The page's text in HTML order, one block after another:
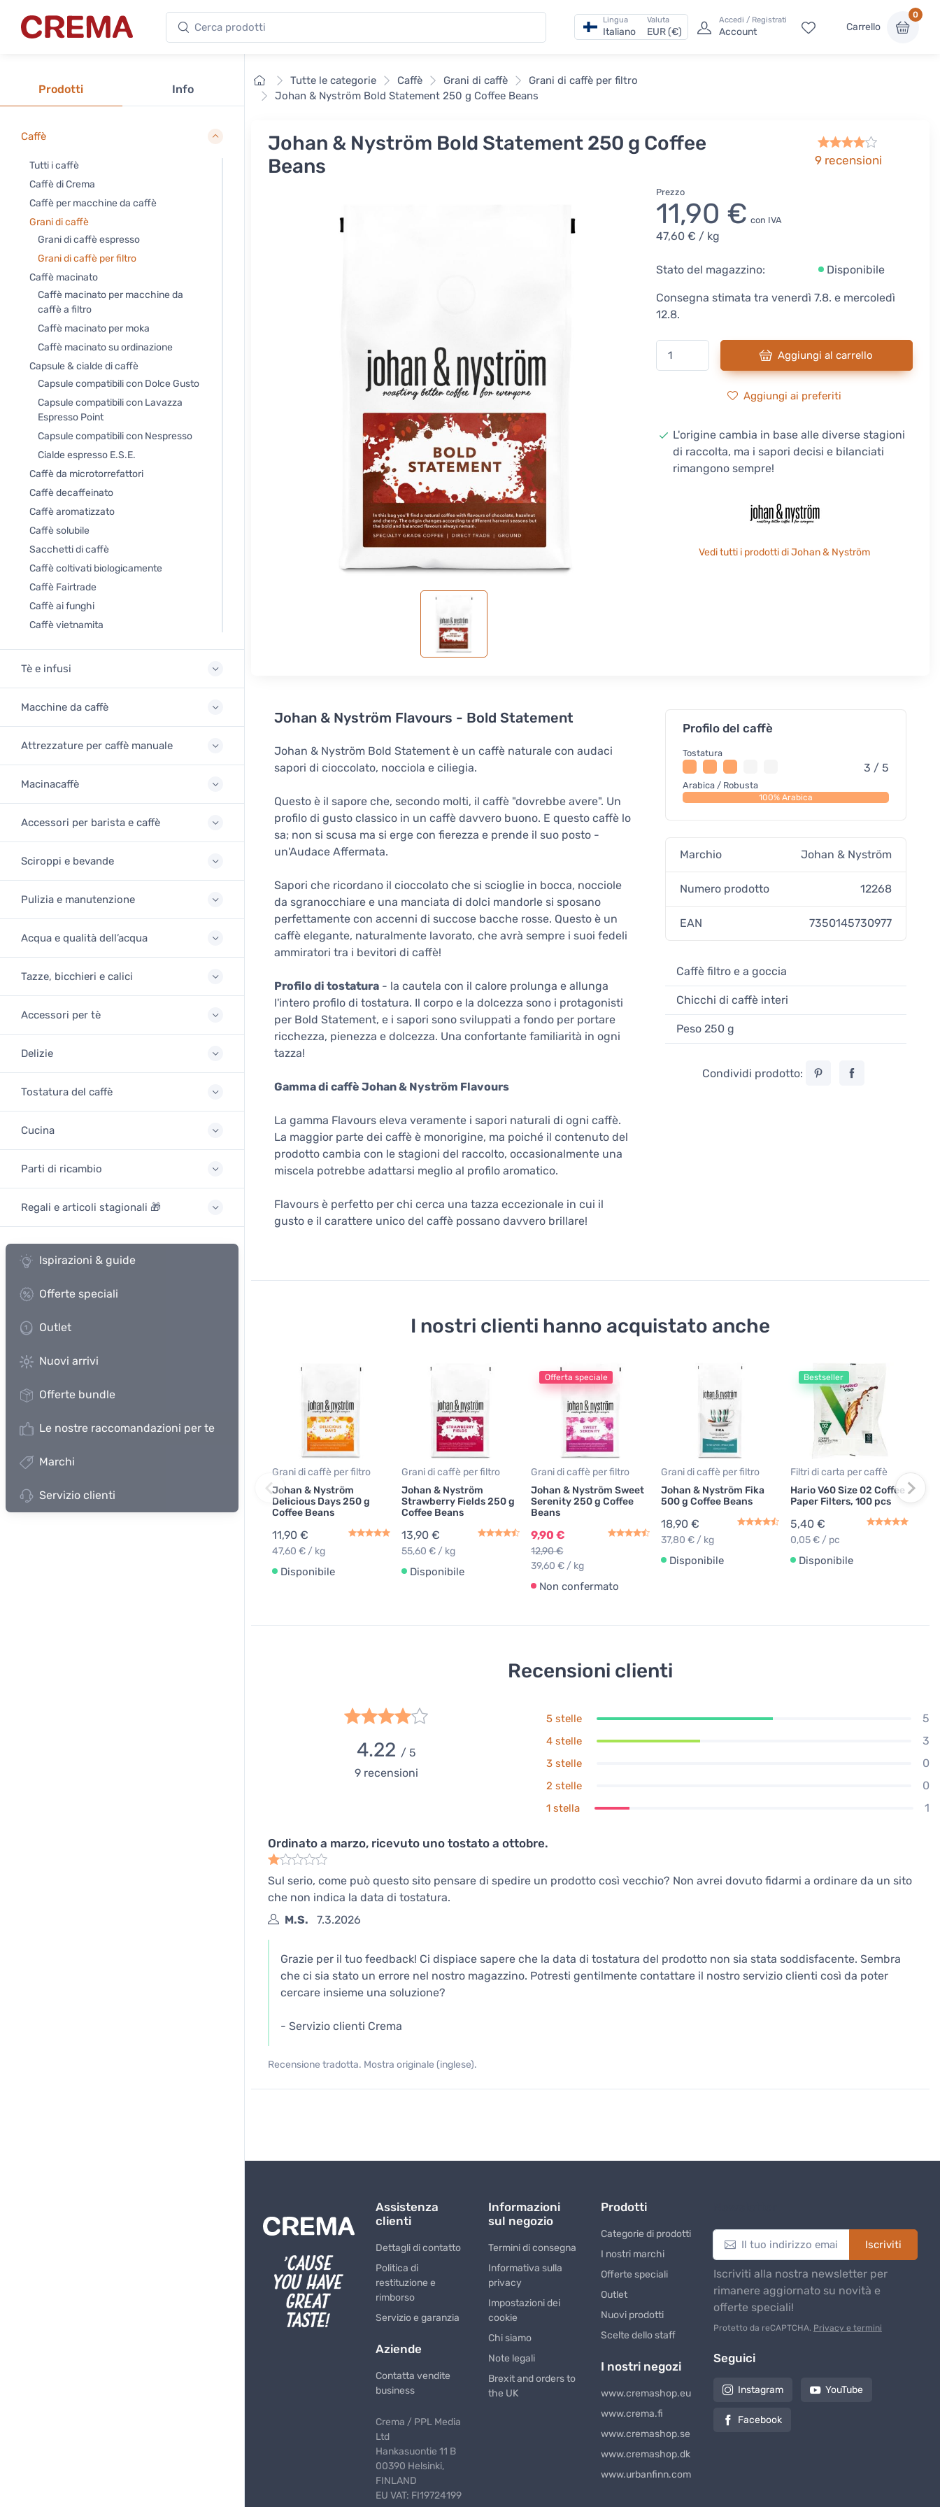
Crema Cerca prodotti Lingua
Italiano
Valuta
EUR (€)
Accedi / Registrati
Account Carrello
0
Prodotti Info
Caffè
Tutti i caffè
Caffè di Crema
Caffè per macchine da caffè
Grani di caffè
Grani di caffè espresso
Grani di caffè per filtro
Caffè macinato
Caffè macinato per macchine da
caffè a filtro
Caffè macinato per moka
Caffè macinato su ordinazione
Capsule & cialde di caffè
Capsule compatibili con Dolce Gusto
Capsule compatibili con Lavazza
Espresso Point
Capsule compatibili con Nespresso
Cialde espresso E.S.E.
Caffè da microtorrefattori
Caffè decaffeinato
Caffè aromatizzato
Caffè solubile
Sacchetti di caffè
Caffè coltivati biologicamente
Caffè Fairtrade
Caffè ai funghi
Caffè vietnamita
Tè e infusi
Macchine da caffè
Attrezzature per caffè manuale
Macinacaffè
Accessori per barista e caffè
Sciroppi e bevande
Pulizia e manutenzione
Acqua e qualità dell’acqua
Tazze, bicchieri e calici
Accessori per tè
Delizie
Tostatura del caffè
Cucina
Parti di ricambio
Regali e articoli stagionali 🎁
Ispirazioni & guide
Offerte speciali
Outlet
Nuovi arrivi
Offerte bundle
Le nostre raccomandazioni per te
Marchi
Servizio clienti
HomeTutte le categorie Caffè Grani di caffè
Grani di caffè per filtro
Johan & Nyström Bold Statement 250 g Coffee Beans
Johan & Nyström Bold Statement 250 g Coffee
Beans
9 recensioni
Prezzo
11,90 € con IVA
47,60 € / kg
Stato del magazzino: Disponibile
Consegna stimata tra venerdì 7.8. e mercoledì
12.8.
Aggiungi al carrello
Aggiungi ai preferiti
L'origine cambia in base alle diverse stagioni
di raccolta, ma i sapori decisi e bilanciati
rimangono sempre!
Vedi tutti i prodotti di Johan & Nyström
Johan & Nyström Flavours - Bold Statement
Johan & Nyström Bold Statement è un caffè naturale con audaci
sapori di cioccolato, nocciola e ciliegia.
Questo è il sapore che, secondo molti, il caffè "dovrebbe avere". Un
profilo di gusto classico in un caffè davvero buono. E questo caffè lo
sa; non si scusa ma si erge con fierezza e prende il suo posto -
un'Audace Affermata.
Sapori che ricordano il cioccolato che si scioglie in bocca, nocciole
da sgranocchiare e una manciata di dolci mandorle si sposano
perfettamente con accenni di succose bacche rosse. Questo è un
caffè elegante, naturalmente lavorato, che avrà sempre i suoi fedeli
ammiratori tra i bevitori di caffè!
Profilo di tostatura - la cautela con il calore prolunga e allunga
l'intero profilo di tostatura. Il corpo e la dolcezza sono i protagonisti
per Bold Statement, e i sapori sono sviluppati a fondo per portare
ricchezza, pienezza e dolcezza. Una confortante familiarità in ogni
tazza!
Gamma di caffè Johan & Nyström Flavours
La gamma Flavours eleva veramente i sapori naturali di ogni caffè.
La maggior parte dei caffè è monorigine, ma poiché il contenuto del
prodotto cambia con le stagioni del raccolto, occasionalmente una
miscela potrebbe adattarsi meglio al profilo aromatico.
Flavours è perfetto per chi cerca una tazza eccezionale in cui il
gusto e il carattere unico del caffè possano davvero brillare!
Profilo del caffè
Tostatura
3 / 5
Arabica / Robusta
100% Arabica
Marchio Johan & Nyström
Numero prodotto 12268
EAN 7350145730977
Caffè filtro e a goccia
Chicchi di caffè interi
Peso 250 g
Condividi prodotto:
I nostri clienti hanno acquistato anche
Grani di caffè per filtro
Johan & Nyström
Delicious Days 250 g
Coffee Beans
11,90 €
47,60 € / kg
Disponibile
Grani di caffè per filtro
Johan & Nyström
Strawberry Fields 250 g
Coffee Beans
13,90 €
55,60 € / kg
Disponibile
Offerta speciale
Grani di caffè per filtro
Johan & Nyström Sweet
Serenity 250 g Coffee
Beans
9,90 €
12,90 €
39,60 € / kg
Non confermato
Grani di caffè per filtro
Johan & Nyström Fika
500 g Coffee Beans
18,90 €
37,80 € / kg
Disponibile
Bestseller
Filtri di carta per caffè
Hario V60 Size 02 Coffee
Paper Filters, 100 pcs
5,40 €
0,05 € / pc
Disponibile
Recensioni clienti
4.22 / 5
9recensioni
5 stelle 5
4 stelle 3
3 stelle 0
2 stelle 0
1 stella 1
Ordinato a marzo, ricevuto uno tostato a ottobre.
Sul serio, come può questo sito pensare di spedire un prodotto così vecchio? Non avrei dovuto fidarmi a ordinare da un sito
che non indica la data di tostatura.
M.S.
7.3.2026
Grazie per il tuo feedback! Ci dispiace sapere che la data di tostatura del prodotto non sia stata soddisfacente. Sembra
che ci sia stato un errore nel nostro magazzino. Potresti gentilmente contattare il nostro servizio clienti così da poter
cercare insieme una soluzione?
- Servizio clienti Crema
Recensione tradotta. Mostra originale (inglese).
Assistenza
clienti
Dettagli di contatto
Politica di
restituzione e
rimborso
Servizio e garanzia
Aziende
Contatta vendite
business
Crema / PPL Media
Ltd
Hankasuontie 11 B
00390 Helsinki,
FINLAND
EU VAT: FI19724199
Informazioni
sul negozio
Termini di consegna
Informativa sulla
privacy
Impostazioni dei
cookie
Chi siamo
Note legali
Brexit and orders to
the UK
Prodotti
Categorie di prodotti
I nostri marchi
Offerte speciali
Outlet
Nuovi prodotti
Scelte dello staff
I nostri negozi
www.cremashop.eu
www.crema.fi
www.cremashop.se
www.cremashop.dk
www.urbanfinn.com
Iscriviti
Iscriviti alla nostra newsletter per
rimanere aggiornato su novità e
offerte speciali!
Protetto da reCAPTCHA. Privacy e termini
Seguici
Instagram YouTube
Facebook